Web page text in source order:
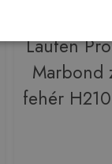
Laufen
Marbond
fehér